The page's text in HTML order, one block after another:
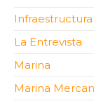
Infraestructura
La Entrevista
Marina
Marina